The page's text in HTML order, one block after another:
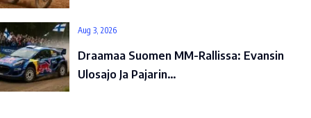
Aug 3, 2026
Draamaa Suomen MM-Rallissa: Evansin
Ulosajo Ja Pajarin…